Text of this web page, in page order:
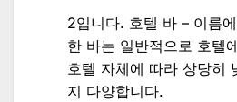
2입니다. 호텔 바 – 이름
한 바는 일반적으로 호텔
호텔 자체에 따라 상당히
지 다양합니다.